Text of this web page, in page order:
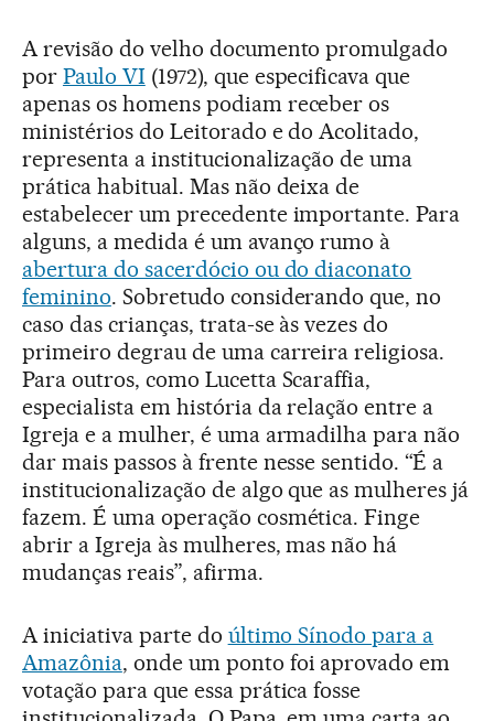
A revisão do velho documento promulgado
por Paulo VI (1972), que especificava que
apenas os homens podiam receber os
ministérios do Leitorado e do Acolitado,
representa a institucionalização de uma
prática habitual. Mas não deixa de
estabelecer um precedente importante. Para
alguns, a medida é um avanço rumo à
abertura do sacerdócio ou do diaconato
feminino. Sobretudo considerando que, no
caso das crianças, trata-se às vezes do
primeiro degrau de uma carreira religiosa.
Para outros, como Lucetta Scaraffia,
especialista em história da relação entre a
Igreja e a mulher, é uma armadilha para não
dar mais passos à frente nesse sentido. “É a
institucionalização de algo que as mulheres já
fazem. É uma operação cosmética. Finge
abrir a Igreja às mulheres, mas não há
mudanças reais”, afirma.
A iniciativa parte do último Sínodo para a
Amazônia, onde um ponto foi aprovado em
votação para que essa prática fosse